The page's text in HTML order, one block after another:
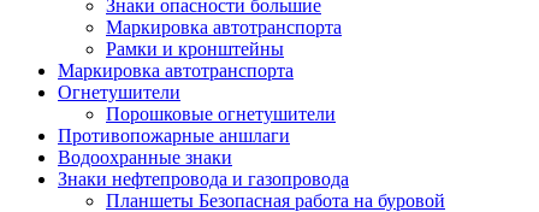
Знаки опасности большие
Маркировка автотранспорта
Рамки и кронштейны
Маркировка автотранспорта
Огнетушители
Порошковые огнетушители
Противопожарные аншлаги
Водоохранные знаки
Знаки нефтепровода и газопровода
Планшеты Безопасная работа на буровой